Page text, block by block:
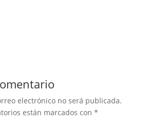
electrónico no será publicada.
están marcados con *